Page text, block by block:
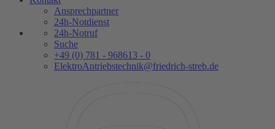
Ansprechpartner
24h-Notdienst
24h-Notruf
Suche
+49 (0) 781 - 968613 - 0
ElektroAntriebstechnik@friedrich-streb.de